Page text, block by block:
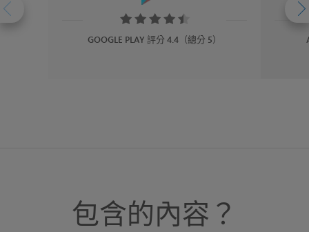
Rating:
4.4
GOOGLE PLAY 評分 4.4（總分 5）
包含的內容？